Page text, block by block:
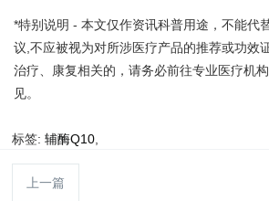
*特别说明 - 本文仅作资讯科普用途，不能代
议,不应被视为对所涉医疗产品的推荐或功效
治疗、康复相关的，请务必前往专业医疗机
见。
标签: 辅酶Q10,
上一篇